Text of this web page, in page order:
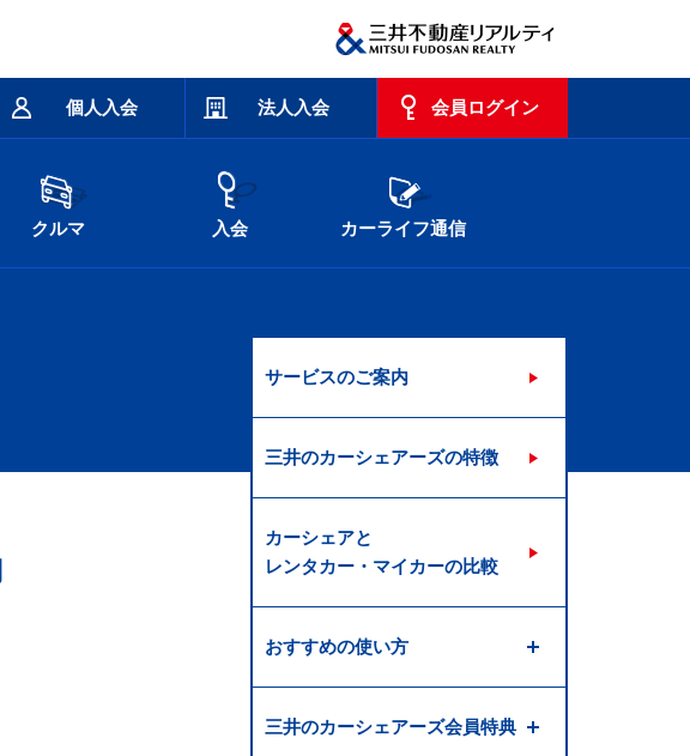
個人入会 法人入会 会員ログイン
クルマ 入会 カーライフ通信
サービスのご案内
三井のカーシェアーズの特徴
カーシェアと
レンタカー・マイカーの比較
おすすめの使い方
三井のカーシェアーズ会員特典